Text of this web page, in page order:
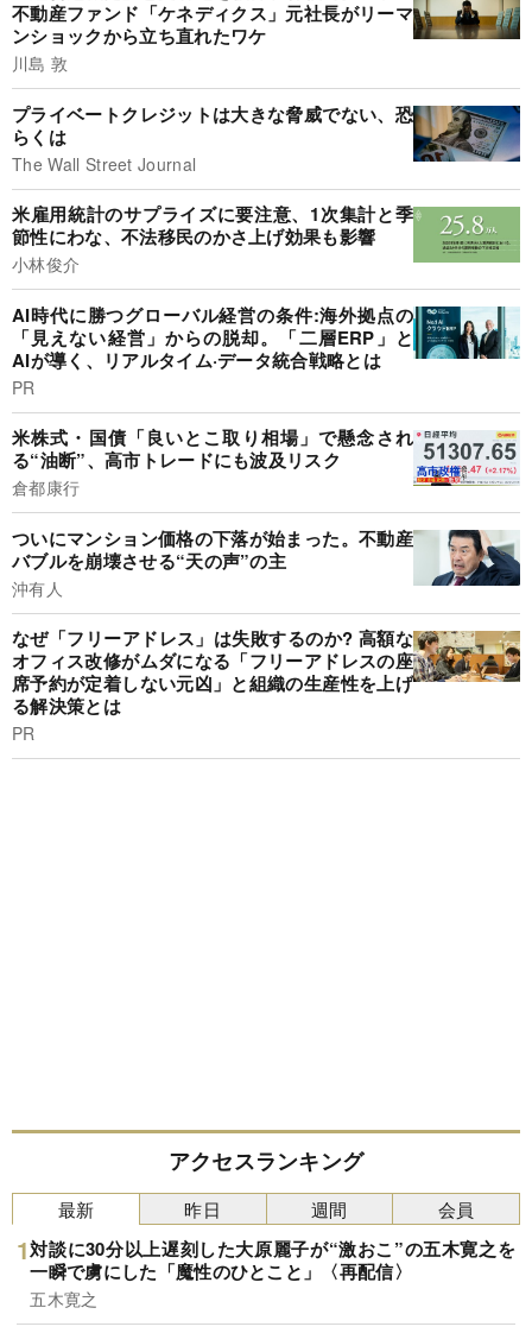
不動産ファンド「ケネディクス」元社長がリーマ
ンショックから立ち直れたワケ
川島 敦
プライベートクレジットは大きな脅威でない、恐
らくは
The Wall Street Journal
米雇用統計のサプライズに要注意、1次集計と季
節性にわな、不法移民のかさ上げ効果も影響
小林俊介
AI時代に勝つグローバル経営の条件:海外拠点の
「見えない経営」からの脱却。「二層ERP」と
AIが導く、リアルタイム·データ統合戦略とは
PR
米株式・国債「良いとこ取り相場」で懸念され
る“油断”、高市トレードにも波及リスク
倉都康行
ついにマンション価格の下落が始まった。不動産
バブルを崩壊させる“天の声”の主
沖有人
なぜ「フリーアドレス」は失敗するのか? 高額な
オフィス改修がムダになる「フリーアドレスの座
席予約が定着しない元凶」と組織の生産性を上げ
る解決策とは
PR
アクセスランキング
最新
対談に30分以上遅刻した大原麗子が“激おこ”の五木寛之を
一瞬で虜にした「魔性のひとこと」〈再配信〉
五木寛之
昨日 週間 会員